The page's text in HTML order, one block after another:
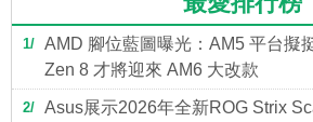
1
AMD 腳位藍圖曝光：AM5 平台擬
Zen 8 才將迎來 AM6 大改款
2
Asus展示2026年全新ROG Strix